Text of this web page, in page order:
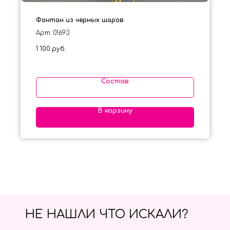
Фонтан из черных шаров
Арт: 01693
1 100 руб.
Состав
В корзину
НЕ НАШЛИ ЧТО ИСКАЛИ?